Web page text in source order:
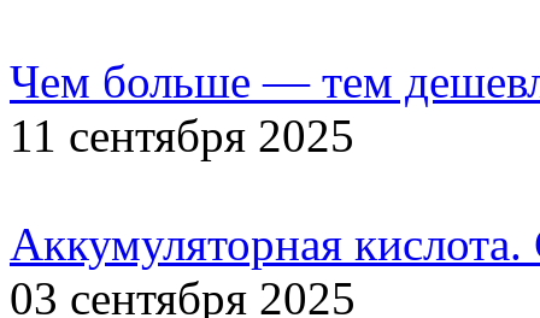
Чем больше — тем
11 сентября 2025
Аккумуляторная
03 сентября 2025